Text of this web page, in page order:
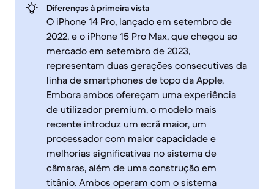
Diferenças à primeira vista
O iPhone 14 Pro, lançado em setembro de
2022, e o iPhone 15 Pro Max, que chegou ao
mercado em setembro de 2023,
representam duas gerações consecutivas da
linha de smartphones de topo da Apple.
Embora ambos ofereçam uma experiência
de utilizador premium, o modelo mais
recente introduz um ecrã maior, um
processador com maior capacidade e
melhorias significativas no sistema de
câmaras, além de uma construção em
titânio. Ambos operam com o sistema